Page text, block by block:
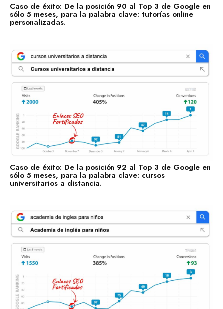
Caso de éxito: De la posición 90 al Top 3 de Google en
sólo 5 meses, para la palabra clave: tutorías online
personalizadas.
Caso de éxito: De la posición 92 al Top 3 de Google en
sólo 5 meses, para la palabra clave: cursos
universitarios a distancia.